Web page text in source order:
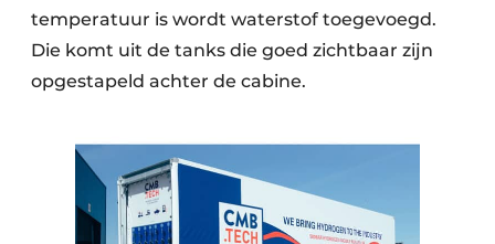
temperatuur is wordt waterstof toegevoegd.
Die komt uit de tanks die goed zichtbaar zijn
opgestapeld achter de cabine.